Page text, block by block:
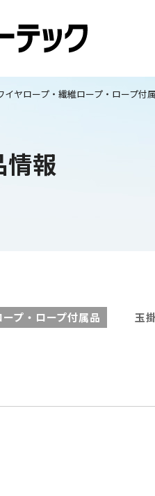
イヤロープ・繊維ロープ・ロープ付
情報
プ・ロープ付属品 玉